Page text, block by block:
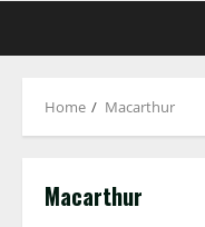
Home Macarthur
Macarthur